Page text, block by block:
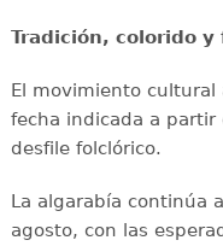
Tradición, colorido
El movimiento cultural
fecha indicada a
desfile folclórico.
La algarabía continúa
agosto, con las